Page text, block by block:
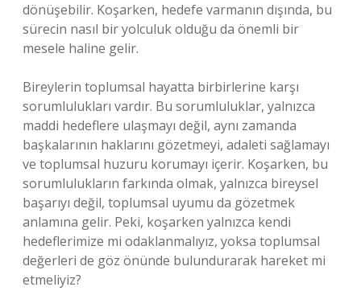
dönüşebilir. Koşarken, hedefe varmanın dışında, bu
sürecin nasıl bir yolculuk olduğu da önemli bir
mesele haline gelir.
Bireylerin toplumsal hayatta birbirlerine karşı
sorumlulukları vardır. Bu sorumluluklar, yalnızca
maddi hedeflere ulaşmayı değil, aynı zamanda
başkalarının haklarını gözetmeyi, adaleti sağlamayı
ve toplumsal huzuru korumayı içerir. Koşarken, bu
sorumlulukların farkında olmak, yalnızca bireysel
başarıyı değil, toplumsal uyumu da gözetmek
anlamına gelir. Peki, koşarken yalnızca kendi
hedeflerimize mi odaklanmalıyız, yoksa toplumsal
değerleri de göz önünde bulundurarak hareket mi
etmeliyiz?